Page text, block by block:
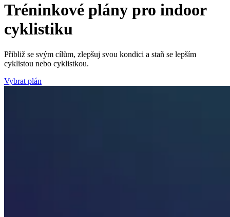
Tréninkové plány pro indoor
cyklistiku
Přibliž se svým cílům, zlepšuj svou kondici a staň se lepším
cyklistou nebo cyklistkou.
Vybrat plán